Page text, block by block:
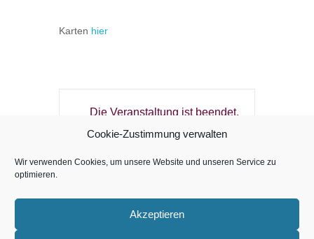
Cookie-Zustimmung verwalten
Wir verwenden Cookies, um unsere Website und unseren Service zu
optimieren.
Akzeptieren
Karten hier
Die Veranstaltung ist beendet.